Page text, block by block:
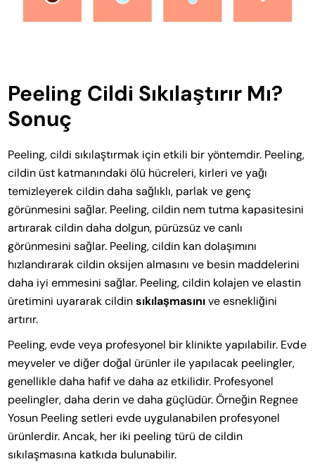
Peeling Cildi Sıkılaştırır Mı?
Sonuç
Peeling, cildi sıkılaştırmak için etkili bir yöntemdir. Peeling,
cildin üst katmanındaki ölü hücreleri, kirleri ve yağı
temizleyerek cildin daha sağlıklı, parlak ve genç
görünmesini sağlar. Peeling, cildin nem tutma kapasitesini
artırarak cildin daha dolgun, pürüzsüz ve canlı
görünmesini sağlar. Peeling, cildin kan dolaşımını
hızlandırarak cildin oksijen almasını ve besin maddelerini
daha iyi emmesini sağlar. Peeling, cildin kolajen ve elastin
üretimini uyararak cildinsıkılaşmasınıve esnekliğini
artırır.
Peeling, evde veya profesyonel bir klinikte yapılabilir. Evde
meyveler ve diğer doğal ürünler ile yapılacak peelingler,
genellikle daha hafif ve daha az etkilidir. Profesyonel
peelingler, daha derin ve daha güçlüdür. Örneğin Regnee
Yosun Peeling setleri evde uygulanabilen profesyonel
ürünlerdir. Ancak, her iki peeling türü de cildin
sıkılaşmasına katkıda bulunabilir.